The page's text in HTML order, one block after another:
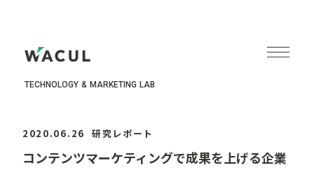
TECHNOLOGY & MARKETING LAB
2020.06.26 研究レポート
コンテンツマーケティングで成果を上げる企業